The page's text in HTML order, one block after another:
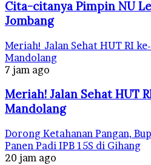
Cita-citanya Pimpin NU
Jombang
Meriah! Jalan Sehat HUT RI
Mandolang
7 jam ago
Meriah! Jalan Sehat HUT
Mandolang
Dorong Ketahanan Pangan,
Panen Padi IPB 15S di Gihang
20 jam ago